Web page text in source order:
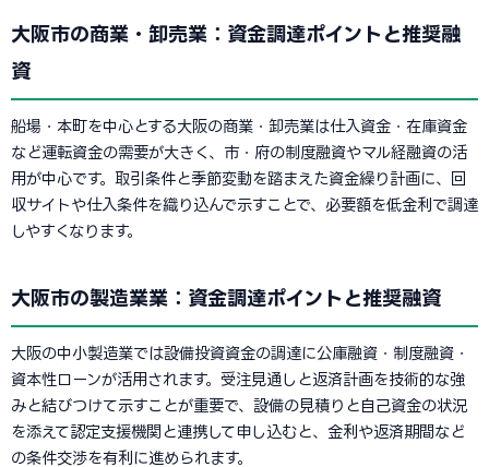
大阪市の商業・卸売業：資金調達ポイントと推奨融
資
船場・本町を中心とする大阪の商業・卸売業は仕入資金・在庫資金
など運転資金の需要が大きく、市・府の制度融資やマル経融資の活
用が中心です。取引条件と季節変動を踏まえた資金繰り計画に、回
収サイトや仕入条件を織り込んで示すことで、必要額を低金利で調達
しやすくなります。
大阪市の製造業業：資金調達ポイントと推奨融資
大阪の中小製造業では設備投資資金の調達に公庫融資・制度融資・
資本性ローンが活用されます。受注見通しと返済計画を技術的な強
みと結びつけて示すことが重要で、設備の見積りと自己資金の状況
を添えて認定支援機関と連携して申し込むと、金利や返済期間など
の条件交渉を有利に進められます。